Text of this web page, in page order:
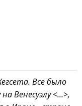
Все было
Венесуэлу <...>,